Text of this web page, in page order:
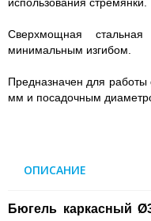
Сверхмощная
минимальным изгибом.
Предназначен для
мм и посадочным
ОПИСАНИЕ
Бюгель каркасный